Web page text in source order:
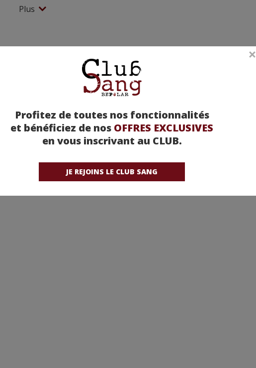
Profitez de toutes nos fonctionnalités
et bénéficiez de nos OFFRES EXCLUSIVES
en vous inscrivant au CLUB.
JE REJOINS LE CLUB SANG
Plus